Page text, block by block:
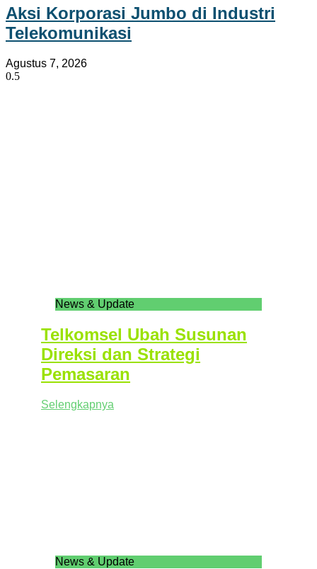
Aksi Korporasi Jumbo di Industri
Telekomunikasi
Agustus 7, 2026
News & Update
Telkomsel Ubah Susunan
Direksi dan Strategi
Pemasaran
Selengkapnya
News & Update